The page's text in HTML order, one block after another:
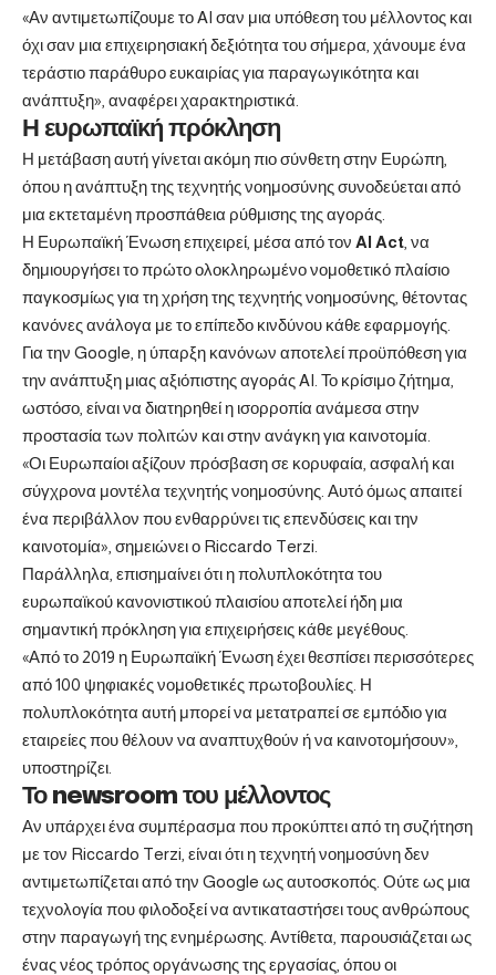
«Αν αντιμετωπίζουμε το AI σαν μια υπόθεση του μέλλοντος και
όχι σαν μια επιχειρησιακή δεξιότητα του σήμερα, χάνουμε ένα
τεράστιο παράθυρο ευκαιρίας για παραγωγικότητα και
ανάπτυξη», αναφέρει χαρακτηριστικά.
Η ευρωπαϊκή πρόκληση
Η μετάβαση αυτή γίνεται ακόμη πιο σύνθετη στην Ευρώπη,
όπου η ανάπτυξη της τεχνητής νοημοσύνης συνοδεύεται από
μια εκτεταμένη προσπάθεια ρύθμισης της αγοράς.
Η Ευρωπαϊκή Ένωση επιχειρεί, μέσα από τον AI Act , να
δημιουργήσει το πρώτο ολοκληρωμένο νομοθετικό πλαίσιο
παγκοσμίως για τη χρήση της τεχνητής νοημοσύνης, θέτοντας
κανόνες ανάλογα με το επίπεδο κινδύνου κάθε εφαρμογής.
Για την Google, η ύπαρξη κανόνων αποτελεί προϋπόθεση για
την ανάπτυξη μιας αξιόπιστης αγοράς AI. Το κρίσιμο ζήτημα,
ωστόσο, είναι να διατηρηθεί η ισορροπία ανάμεσα στην
προστασία των πολιτών και στην ανάγκη για καινοτομία.
«Οι Ευρωπαίοι αξίζουν πρόσβαση σε κορυφαία, ασφαλή και
σύγχρονα μοντέλα τεχνητής νοημοσύνης. Αυτό όμως απαιτεί
ένα περιβάλλον που ενθαρρύνει τις επενδύσεις και την
καινοτομία», σημειώνει ο Riccardo Terzi.
Παράλληλα, επισημαίνει ότι η πολυπλοκότητα του
ευρωπαϊκού κανονιστικού πλαισίου αποτελεί ήδη μια
σημαντική πρόκληση για επιχειρήσεις κάθε μεγέθους.
«Από το 2019 η Ευρωπαϊκή Ένωση έχει θεσπίσει περισσότερες
από 100 ψηφιακές νομοθετικές πρωτοβουλίες. Η
πολυπλοκότητα αυτή μπορεί να μετατραπεί σε εμπόδιο για
εταιρείες που θέλουν να αναπτυχθούν ή να καινοτομήσουν»,
υποστηρίζει.
Το newsroom του μέλλοντος
Αν υπάρχει ένα συμπέρασμα που προκύπτει από τη συζήτηση
με τον Riccardo Terzi, είναι ότι η τεχνητή νοημοσύνη δεν
αντιμετωπίζεται από την Google ως αυτοσκοπός. Ούτε ως μια
τεχνολογία που φιλοδοξεί να αντικαταστήσει τους ανθρώπους
στην παραγωγή της ενημέρωσης. Αντίθετα, παρουσιάζεται ως
ένας νέος τρόπος οργάνωσης της εργασίας, όπου οι